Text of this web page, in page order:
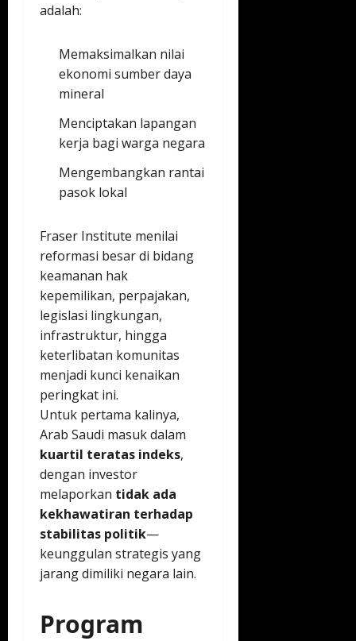
adalah:
Memaksimalkan nilai
ekonomi sumber daya
mineral
Menciptakan lapangan
kerja bagi warga negara
Mengembangkan rantai
pasok lokal
Fraser Institute menilai
reformasi besar di bidang
keamanan hak
kepemilikan, perpajakan,
legislasi lingkungan,
infrastruktur, hingga
keterlibatan komunitas
menjadi kunci kenaikan
peringkat ini.
Untuk pertama kalinya,
Arab Saudi masuk dalam
kuartil teratas indeks,
dengan investor
melaporkan tidak ada
kekhawatiran terhadap
stabilitas politik—
keunggulan strategis yang
jarang dimiliki negara lain.
Program